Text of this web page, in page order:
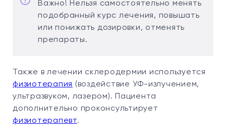
Важно! Нельзя самостоятельно менять
подобранный курс лечения, повышать
или понижать дозировки, отменять
препараты.
Также в лечении склеродермии используется
физиотерапия (воздействие УФ-излучением,
ультразвуком, лазером). Пациента
дополнительно проконсультирует
физиотерапевт.